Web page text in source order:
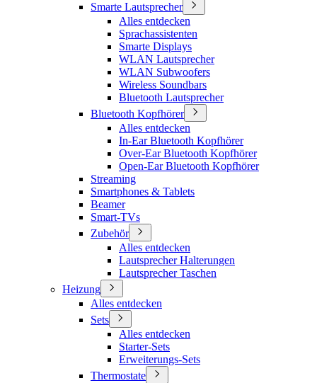
Smarte Lautsprecher
Alles entdecken
Sprachassistenten
Smarte Displays
WLAN Lautsprecher
WLAN Subwoofers
Wireless Soundbars
Bluetooth Lautsprecher
Bluetooth Kopfhörer
Alles entdecken
In-Ear Bluetooth Kopfhörer
Over-Ear Bluetooth Kopfhörer
Open-Ear Bluetooth Kopfhörer
Streaming
Smartphones & Tablets
Beamer
Smart-TVs
Zubehör
Alles entdecken
Lautsprecher Halterungen
Lautsprecher Taschen
Heizung
Alles entdecken
Sets
Alles entdecken
Starter-Sets
Erweiterungs-Sets
Thermostate